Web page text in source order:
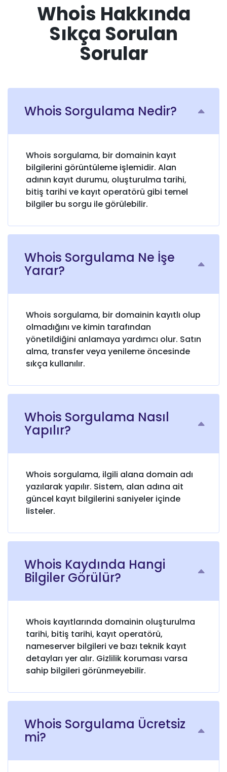
doğru yerdesiniz.
Bu yazımızda,
olduğunu
İster sadece
olun, ister bir
olun, bu yazımız
çevrimiçi
dünyanın bu
önemli yönünü
anlamanıza
olacaktır.
aldık.
etmenin yollarını
bu rehberimizde
keşfedin.
Whois Hakkında
Sıkça Sorulan
Sorular
Whois Sorgulama Nedir?
Whois sorgulama, bir domainin kayıt
bilgilerini görüntüleme işlemidir. Alan
adının kayıt durumu, oluşturulma tarihi,
bitiş tarihi ve kayıt operatörü gibi temel
bilgiler bu sorgu ile görülebilir.
Whois Sorgulama Ne İşe
Yarar?
Whois sorgulama, bir domainin kayıtlı olup
olmadığını ve kimin tarafından
yönetildiğini anlamaya yardımcı olur. Satın
alma, transfer veya yenileme öncesinde
sıkça kullanılır.
Whois Sorgulama Nasıl
Yapılır?
Whois sorgulama, ilgili alana domain adı
yazılarak yapılır. Sistem, alan adına ait
güncel kayıt bilgilerini saniyeler içinde
listeler.
Whois Kaydında Hangi
Bilgiler Görülür?
Whois kayıtlarında domainin oluşturulma
tarihi, bitiş tarihi, kayıt operatörü,
nameserver bilgileri ve bazı teknik kayıt
detayları yer alır. Gizlilik koruması varsa
sahip bilgileri görünmeyebilir.
Whois Sorgulama Ücretsiz
mi?